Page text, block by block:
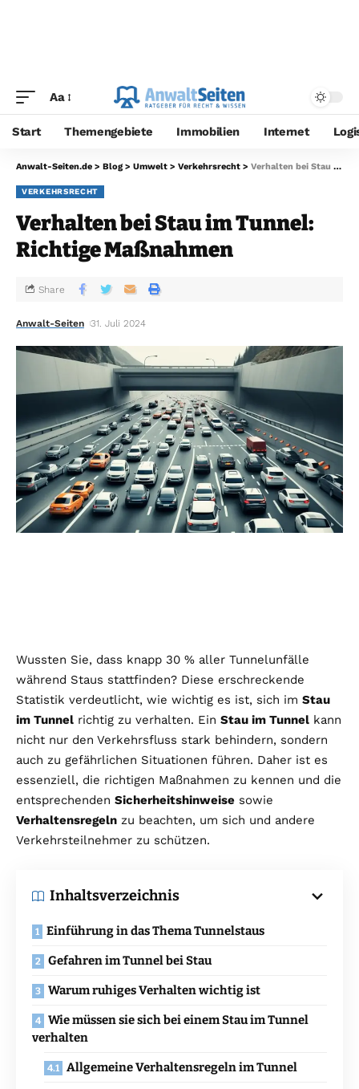
Aa
Start Themengebiete Immobilien Internet
Anwalt-Seiten.de > Blog > Umwelt > Verkehrsrecht > Verhalten bei Stau im Tunnel: Richtige Maßnahmen
VERKEHRSRECHT
Verhalten bei Stau im Tunnel:
Richtige Maßnahmen
Anwalt-Seiten 31. Juli 2024
Share
Wussten Sie, dass knapp 30 % aller Tunnelunfälle
während Staus stattfinden? Diese erschreckende
Statistik verdeutlicht, wie wichtig es ist, sich im Stau
im Tunnel richtig zu verhalten. Ein Stau im Tunnel kann
nicht nur den Verkehrsfluss stark behindern, sondern
auch zu gefährlichen Situationen führen. Daher ist es
essenziell, die richtigen Maßnahmen zu kennen und die
entsprechenden Sicherheitshinweise sowie
Verhaltensregeln zu beachten, um sich und andere
Verkehrsteilnehmer zu schützen.
Inhaltsverzeichnis
Einführung in das Thema Tunnelstaus
Gefahren im Tunnel bei Stau
Warum ruhiges Verhalten wichtig ist
Wie müssen sie sich bei einem Stau im Tunnel
verhalten
Allgemeine Verhaltensregeln im Tunnel